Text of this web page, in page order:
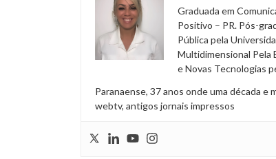
Graduada em
Positivo – PR. Pós-
Pública pela
Multidimensional Pela
e Novas Tecnologias
Paranaense, 37 anos onde uma década e
webtv, antigos jornais impressos